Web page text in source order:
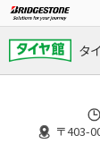
タ
〒403-